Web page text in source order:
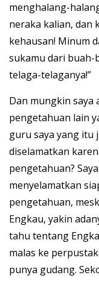
menghalang-
neraka kalian, dan
kehausan! Minum
sukamu dari buah-
telaga-telaganya!”
Dan mungkin saya
pengetahuan lain
guru saya yang itu
diselamatkan
pengetahuan?
menyelamatkan
pengetahuan,
Engkau, yakin
tahu tentang
malas ke
punya gudang.